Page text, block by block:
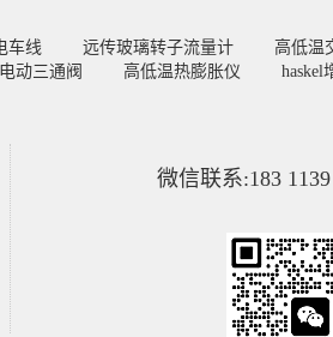
车线 远传玻璃转子流量计
高低温
动三通阀 高低温热膨胀仪
haskel
微信联系:183